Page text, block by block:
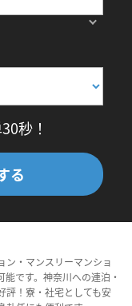
秒！
る
ン・マンスリーマンショ
です。神奈川への連泊・
評！寮・社宅としても安